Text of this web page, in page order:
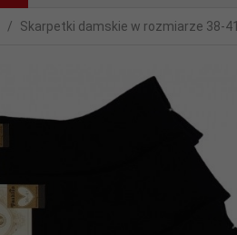
Skarpetki damskie w rozmiarze 38-41